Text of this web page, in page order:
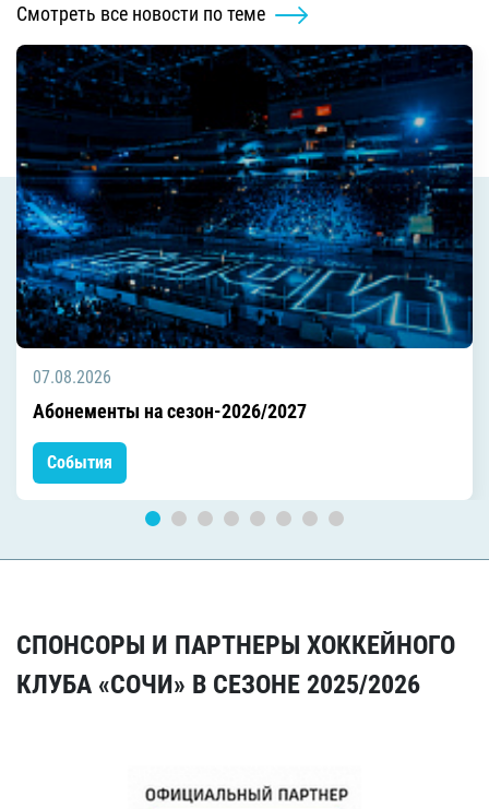
Смотреть все новости по теме
07.08.2026
Абонементы на сезон-2026/2027
События
СПОНСОРЫ И ПАРТНЕРЫ ХОККЕЙНОГО
КЛУБА «СОЧИ» В СЕЗОНЕ 2025/2026